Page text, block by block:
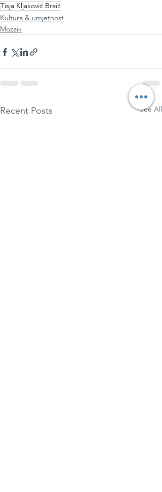
Tisja Kljaković Braić
Kultura & umjetnost
Mozaik
Recent Posts See All